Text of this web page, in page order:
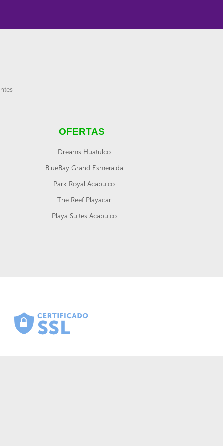
OFERTAS
Dreams Huatulco
BlueBay Grand Esmeralda
Park Royal Acapulco
The Reef Playacar
Playa Suites Acapulco